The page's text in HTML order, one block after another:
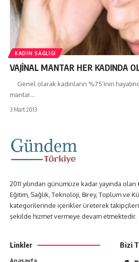
KADIN SAĞLIĞI
VAJİNAL MANTAR HER KADINDA
Genel olarak kadınların %75’inin
mantar…
3 Mart 2013
2011 yılından günümüze kadar yayında olan
Eğitim, Sağlık, Teknoloji, Birey, Toplum ve
kategorilerinde içerikler üreterek
şekilde hizmet vermeye devam etmektedir.
Linkler Bizi